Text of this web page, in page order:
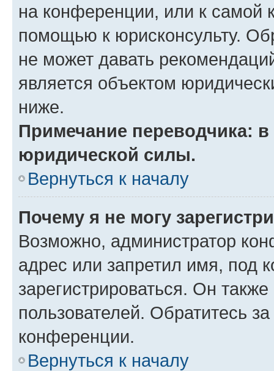
на конференции, или к самой
помощью к юрисконсульту.
не может давать
является объектом
ниже.
Примечание переводчика:
юридической силы.
Вернуться к началу
Почему я не могу
Возможно, администратор
адрес или запретил имя, под
зарегистрироваться. Он
пользователей. Обратитесь
конференции.
Вернуться к началу